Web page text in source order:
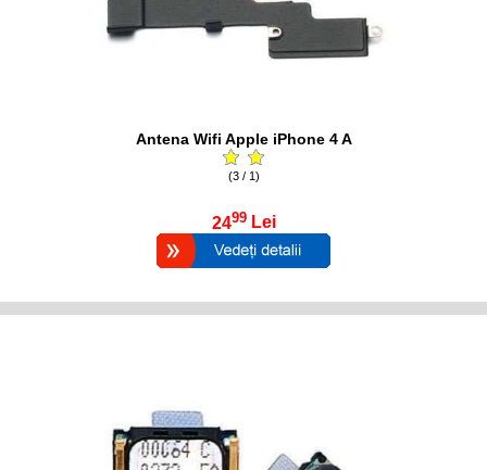
Antena Wifi Apple iPhone 4 A
(3 / 1)
2499 Lei